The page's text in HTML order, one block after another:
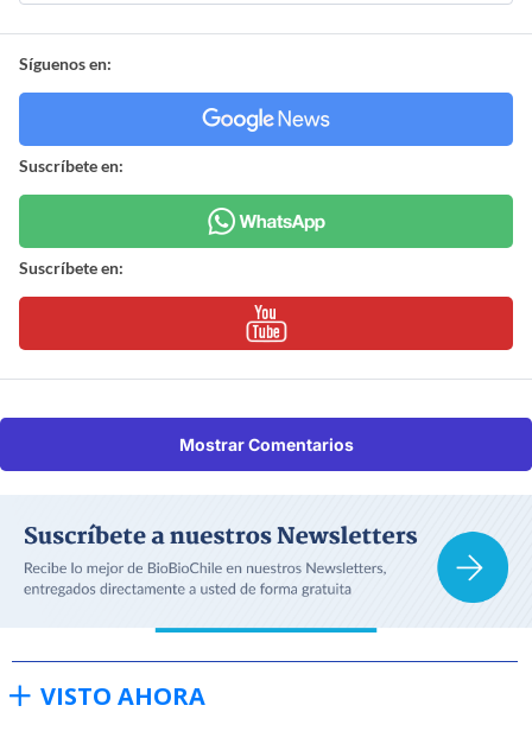
Síguenos en:
Suscríbete en:
Suscríbete en:
Mostrar Comentarios
VISTO AHORA